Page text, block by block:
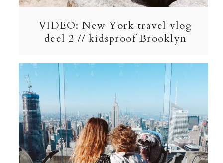
VIDEO: New York travel vlog
deel 2 // kidsproof Brooklyn